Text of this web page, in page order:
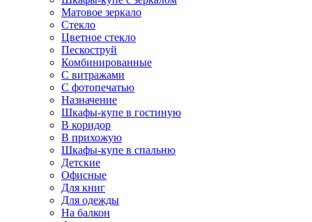
Матовое зеркало
Стекло
Цветное стекло
Пескоструй
Комбинированные
С витражами
С фотопечатью
Назначение
Шкафы-купе в гостиную
В коридор
В прихожую
Шкафы-купе в спальню
Детские
Офисные
Для книг
Для одежды
На балкон